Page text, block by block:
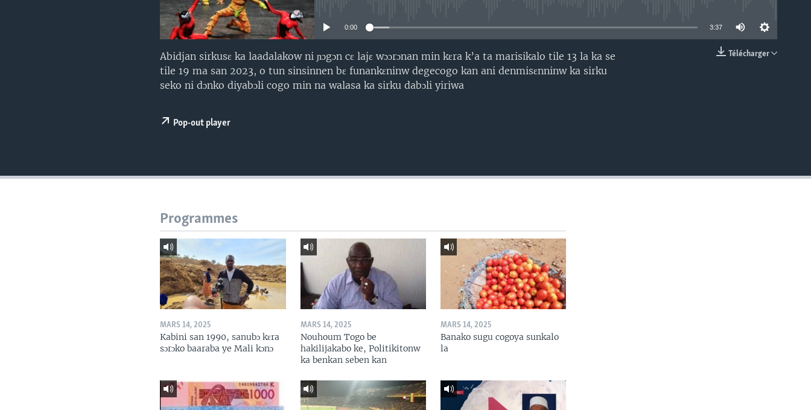
0:00 3:37
Télécharger
Abidjan sirkusɛ ka laadalakow ni ɲɔgɔn cɛ lajɛ wɔɔrɔnan min kɛra k’a ta marisikalo tile 13 la ka se
tile 19 ma san 2023, o tun sinsinnen bɛ funankɛninw degecogo kan ani denmisɛnninw ka sirku
seko ni dɔnko diyabɔli cogo min na walasa ka sirku dabɔli yiriwa
Pop-out player
Programmes
MARS 14, 2025
Kabini san 1990, sanubɔ kɛra
sɔrɔko baaraba ye Mali kɔnɔ
MARS 14, 2025
Nouhoum Togo be
hakilijakabo ke, Politikitonw
ka benkan seben kan
MARS 14, 2025
Banako sugu cogoya sunkalo
la